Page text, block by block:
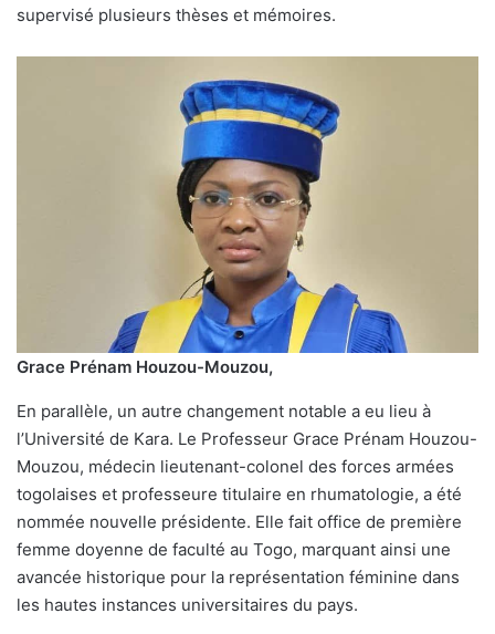
supervisé plusieurs thèses et mémoires.
Grace Prénam Houzou-Mouzou,
En parallèle, un autre changement notable a eu lieu à
l’Université de Kara. Le Professeur Grace Prénam Houzou-
Mouzou, médecin lieutenant-colonel des forces armées
togolaises et professeure titulaire en rhumatologie, a été
nommée nouvelle présidente. Elle fait office de première
femme doyenne de faculté au Togo, marquant ainsi une
avancée historique pour la représentation féminine dans
les hautes instances universitaires du pays.